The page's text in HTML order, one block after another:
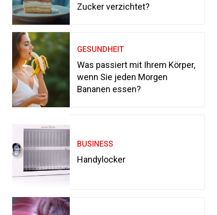
Zucker verzichtet?
GESUNDHEIT
Was passiert mit Ihrem Körper,
wenn Sie jeden Morgen
Bananen essen?
BUSINESS
Handylocker